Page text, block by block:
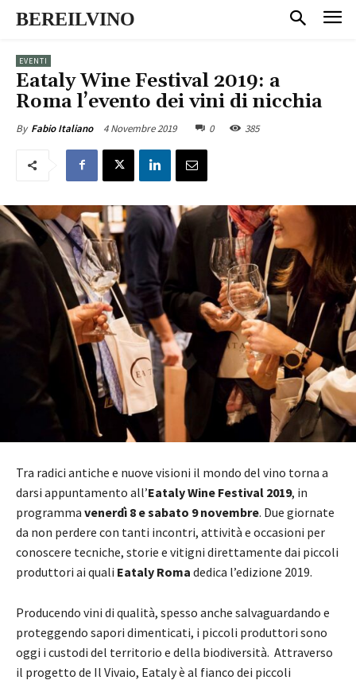
BEREILVINO
EVENTI
Eataly Wine Festival 2019: a
Roma l’evento dei vini di nicchia
By Fabio Italiano 4 Novembre 2019 0 385
Tra radici antiche e nuove visioni il mondo del vino torna a
darsi appuntamento all’Eataly Wine Festival 2019, in
programma venerdì 8 e sabato 9 novembre. Due giornate
da non perdere con tanti incontri, attività e occasioni per
conoscere tecniche, storie e vitigni direttamente dai piccoli
produttori ai quali Eataly Roma dedica l’edizione 2019.
Producendo vini di qualità, spesso anche salvaguardando e
proteggendo sapori dimenticati, i piccoli produttori sono
oggi i custodi del territorio e della biodiversità. Attraverso
il progetto de Il Vivaio, Eataly è al fianco dei piccoli